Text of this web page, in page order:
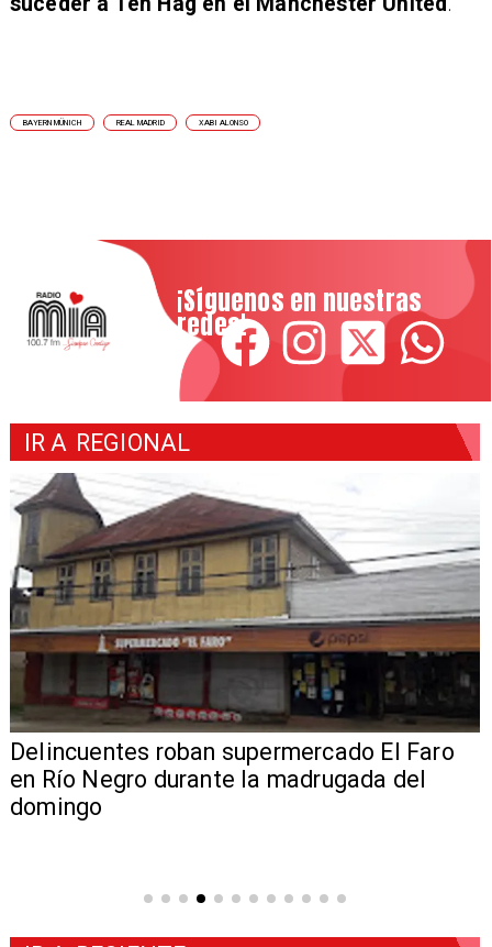
BAYERN MÜNICH REAL MADRID XABI ALONSO
¡Síguenos en nuestras
redes!
IR A REGIONAL
Delincuentes roban supermercado El Faro
en Río Negro durante la madrugada del
domingo